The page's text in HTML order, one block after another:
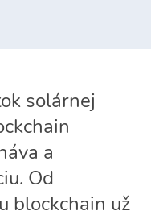
solárnej
a
Od
blockchain už